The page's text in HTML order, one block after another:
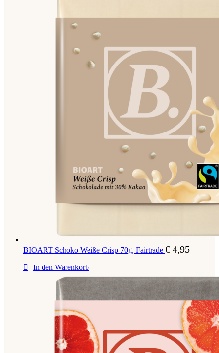
BIOART Schoko Weiße Crisp 70g, Fairtrade € 4,95
In den Warenkorb